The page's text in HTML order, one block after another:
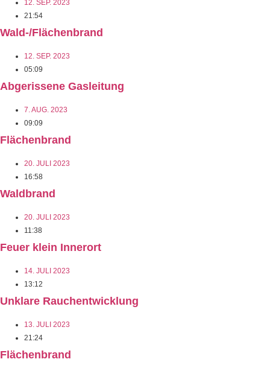
12. SEP. 2023
21:54
Wald-/Flächenbrand
12. SEP. 2023
05:09
Abgerissene Gasleitung
7. AUG. 2023
09:09
Flächenbrand
20. JULI 2023
16:58
Waldbrand
20. JULI 2023
11:38
Feuer klein Innerort
14. JULI 2023
13:12
Unklare Rauchentwicklung
13. JULI 2023
21:24
Flächenbrand